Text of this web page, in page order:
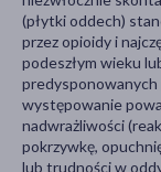
(płytki oddech)
przez opioidy i
podeszłym wieku
występowanie
nadwrażliwości
pokrzywkę,
lub trudności w